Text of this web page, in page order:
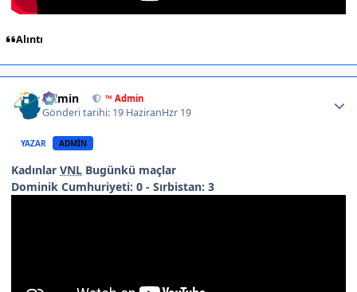
Alıntı
Admin ™ Admin
Gönderi tarihi: 19 HaziranHzr 19
YAZAR ADMIN
Kadınlar VNL Bugünkü maçlar
Dominik Cumhuriyeti: 0 - Sırbistan: 3